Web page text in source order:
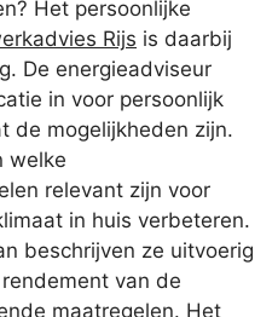
Het persoonlijke
Rijs is daarbij
De energieadviseur
in voor persoonlijk
de mogelijkheden zijn.
welke
relevant zijn voor
in huis verbeteren.
beschrijven ze uitvoerig
van de
maatregelen. Het